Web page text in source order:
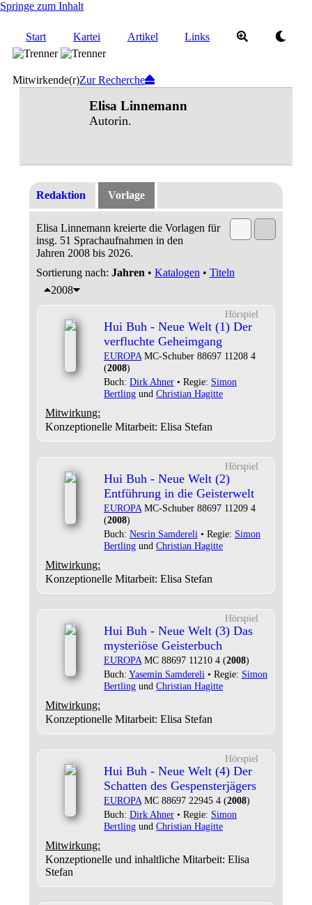
Springe zum Inhalt
Start Kartei Artikel Links
Mitwirkende(r)Zur Recherche
Elisa Linnemann
Autorin.
Redaktion Vorlage
Elisa Linnemann kreierte die Vorlagen für
insg. 51 Sprachaufnahmen in den
Jahren 2008 bis 2026.
Sortierung nach: Jahren • Katalogen • Titeln
2008
Hörspiel
Hui Buh - Neue Welt (1) Der
verfluchte Geheimgang
EUROPAMC-Schuber 88697 11208 4
(2008)
Buch: Dirk Ahner• Regie: Simon
Bertlingund Christian Hagitte
Mitwirkung:
Konzeptionelle Mitarbeit: Elisa Stefan
Hörspiel
Hui Buh - Neue Welt (2)
Entführung in die Geisterwelt
EUROPAMC-Schuber 88697 11209 4
(2008)
Buch: Nesrin Samdereli • Regie: Simon
Bertlingund Christian Hagitte
Mitwirkung:
Konzeptionelle Mitarbeit: Elisa Stefan
Hörspiel
Hui Buh - Neue Welt (3) Das
mysteriöse Geisterbuch
EUROPAMC 88697 11210 4 (2008)
Buch: Yasemin Samdereli • Regie: Simon
Bertlingund Christian Hagitte
Mitwirkung:
Konzeptionelle Mitarbeit: Elisa Stefan
Hörspiel
Hui Buh - Neue Welt (4) Der
Schatten des Gespensterjägers
EUROPAMC 88697 22945 4 (2008)
Buch: Dirk Ahner• Regie: Simon
Bertlingund Christian Hagitte
Mitwirkung:
Konzeptionelle und inhaltliche Mitarbeit: Elisa
Stefan